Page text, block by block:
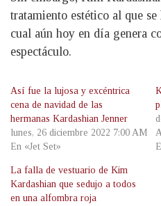
tratamiento estético al que
cual aún hoy en día genera
espectáculo.
Así fue la lujosa y excéntrica
cena de navidad de las
hermanas Kardashian Jenner
lunes, 26 diciembre 2022 7:00 AM
En «Jet Set»
La falla de vestuario de Kim
Kardashian que sedujo a todos
en una alfombra roja